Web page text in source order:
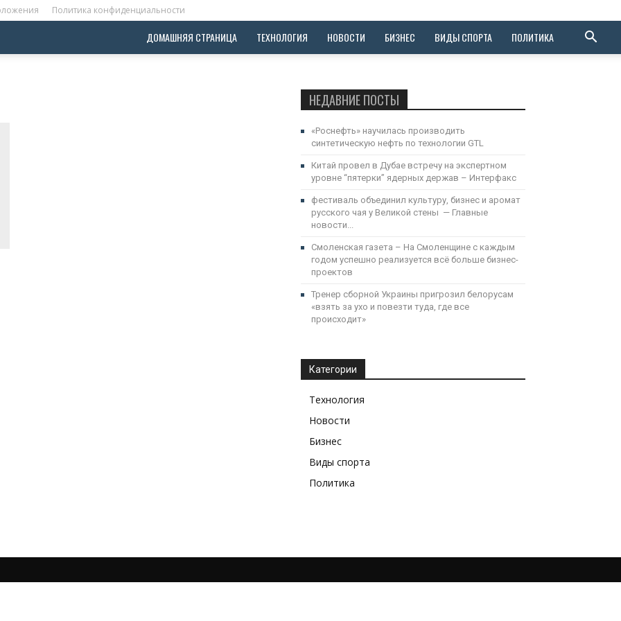
Политика конфиденциальности
ДОМАШНЯЯ СТРАНИЦА ТЕХНОЛОГИЯ НОВОСТИ БИЗНЕС ВИДЫ СПОРТА ПОЛИТИКА
НЕДАВНИЕ ПОСТЫ
«Роснефть» научилась производить
синтетическую нефть по технологии GTL
Китай провел в Дубае встречу на экспертном
уровне “пятерки” ядерных держав – Интерфакс
фестиваль объединил культуру, бизнес и аромат
русского чая у Великой стены — Главные
новости...
Смоленская газета – На Смоленщине с каждым
годом успешно реализуется всё больше бизнес-
проектов
Тренер сборной Украины пригрозил белорусам
«взять за ухо и повезти туда, где все
происходит»
Категории
Технология
Новости
Бизнес
Виды спорта
Политика